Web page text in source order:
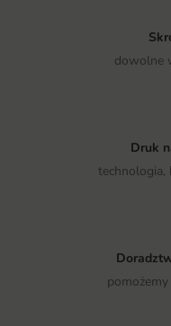
dowolne
Druk
technologia,